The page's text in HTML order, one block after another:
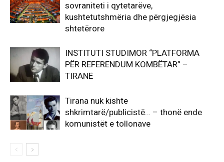
sovraniteti i qytetarëve,
kushtetutshmëria dhe përgjegjësia
shtetërore
INSTITUTI STUDIMOR “PLATFORMA
PËR REFERENDUM KOMBËTAR” –
TIRANË
Tirana nuk kishte
shkrimtarë/publicistë… – thonë ende
komunistët e tollonave